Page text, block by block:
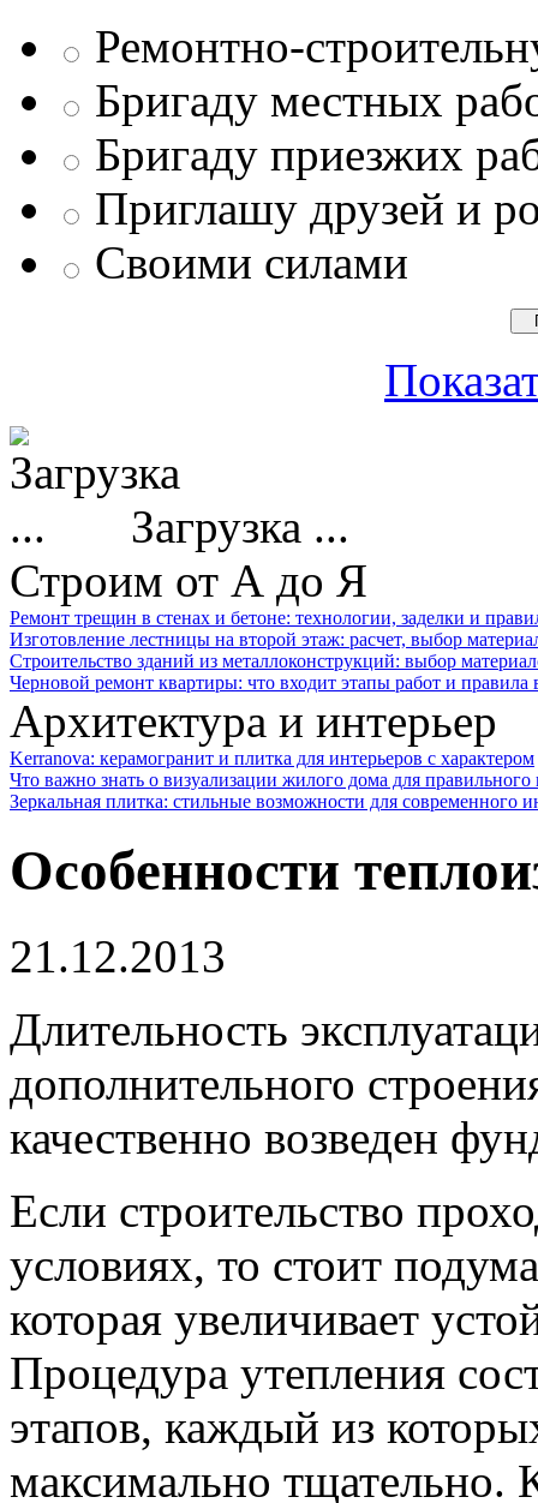
Ремонтно-
Бригаду местных
Бригаду приезжих
Приглашу друзей и
Своими силами
Загрузка ...
Строим от А до Я
Ремонт трещин в стенах и бетоне: технологии, заделки и
Изготовление лестницы на второй этаж: расчет, выбор
Строительство зданий из металлоконструкций: выбор
Черновой ремонт квартиры: что входит этапы работ и
Архитектура и интерьер
Kerranova: керамогранит и плитка для интерьеров с характером
Что важно знать о визуализации жилого дома для
Зеркальная плитка: стильные возможности для современного
Особенности
21.12.2013
Длительность
дополнительного
качественно возведен
Если строительство
условиях, то стоит
которая увеличивает
Процедура утепления
этапов, каждый из
максимально тщательно.